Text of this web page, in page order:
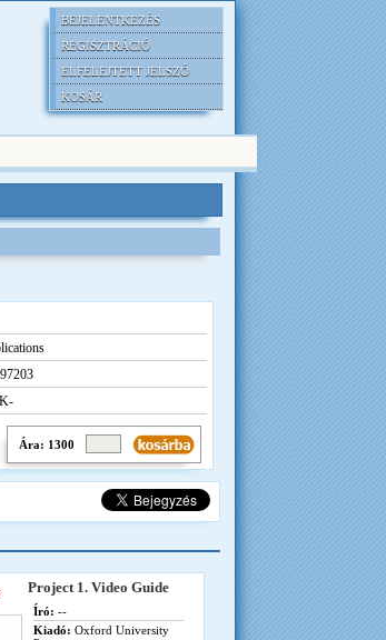
BEJELENTKEZÉS
REGISZTRÁCIÓ
ELFELEJTETT JELSZÓ
KOSÁR
Ára: 1300
Project 1. Video Guide
Író: --
Kiadó: Oxford University